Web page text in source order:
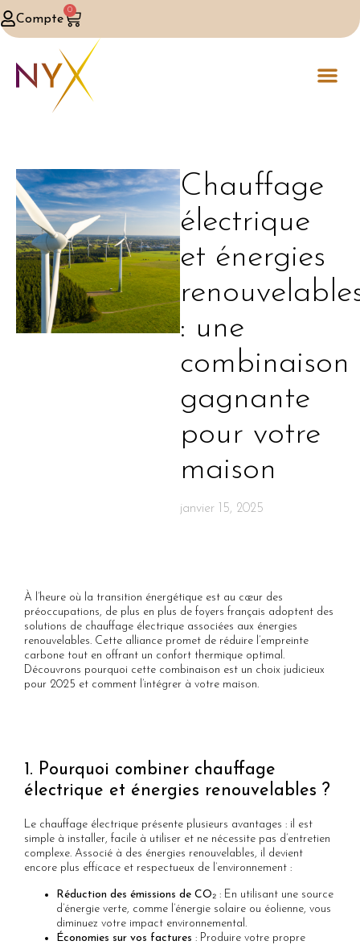
Compte
0
Chauffage
électrique
et énergies
: une
combinaison
gagnante
pour votre
maison
janvier 15, 2025
À l’heure où la transition énergétique est au cœur des
préoccupations, de plus en plus de foyers français adoptent des
solutions de chauffage électrique associées aux énergies
renouvelables. Cette alliance promet de réduire l’empreinte
carbone tout en offrant un confort thermique optimal.
Découvrons pourquoi cette combinaison est un choix judicieux
pour 2025 et comment l’intégrer à votre maison.
1. Pourquoi combiner chauffage
électrique et énergies renouvelables ?
Le chauffage électrique présente plusieurs avantages : il est
simple à installer, facile à utiliser et ne nécessite pas d’entretien
complexe. Associé à des énergies renouvelables, il devient
encore plus efficace et respectueux de l’environnement :
Réduction des émissions de CO₂ : En utilisant une source
d’énergie verte, comme l’énergie solaire ou éolienne, vous
diminuez votre impact environnemental.
Économies sur vos factures : Produire votre propre